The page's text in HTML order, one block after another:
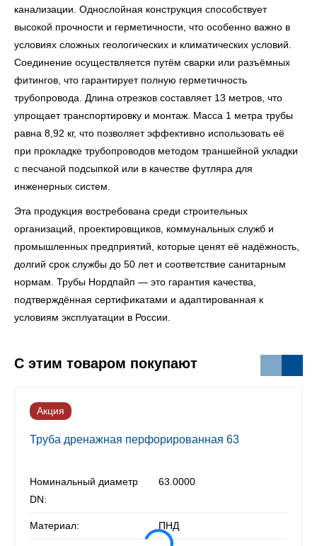
канализации. Однослойная конструкция способствует
высокой прочности и герметичности, что особенно важно в
условиях сложных геологических и климатических условий.
Соединение осуществляется путём сварки или разъёмных
фитингов, что гарантирует полную герметичность
трубопровода. Длина отрезков составляет 13 метров, что
упрощает транспортировку и монтаж. Масса 1 метра трубы
равна 8,92 кг, что позволяет эффективно использовать её
при прокладке трубопроводов методом траншейной укладки
с песчаной подсыпкой или в качестве футляра для
инженерных систем.
Эта продукция востребована среди строительных
организаций, проектировщиков, коммунальных служб и
промышленных предприятий, которые ценят её надёжность,
долгий срок службы до 50 лет и соответствие санитарным
нормам. Трубы Нордпайп — это гарантия качества,
подтверждённая сертификатами и адаптированная к
условиям эксплуатации в России.
С этим товаром покупают
Акция
Труба дренажная перфорированная 63
Номинальный диаметр
DN:
63.0000
Материал: ПНД